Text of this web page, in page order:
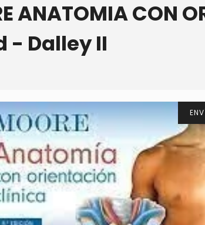
ANATOMIA CON
- Dalley II